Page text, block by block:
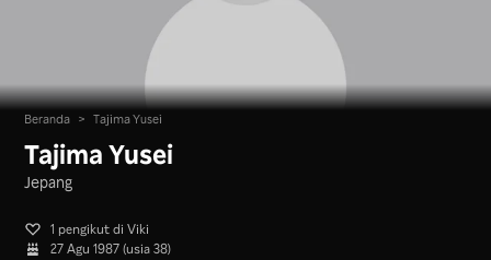
Beranda > Tajima Yusei
Tajima Yusei
Jepang
1 pengikut di Viki
27 Agu 1987 (usia 38)